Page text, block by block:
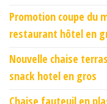
Promotion coupe du
restaurant hôtel en
Nouvelle chaise
snack hotel en gros
Chaise fauteuil en